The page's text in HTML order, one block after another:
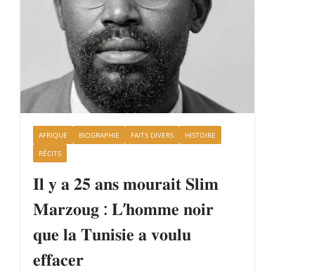
AFRIQUE BIOGRAPHIE FAITS DIVERS
HISTOIRE
RÉCITS
𝐈𝐥 𝐲 𝐚 𝟐𝟓 𝐚𝐧𝐬 𝐦𝐨𝐮𝐫𝐚𝐢𝐭 𝐒𝐥𝐢𝐦
𝐌𝐚𝐫𝐳𝐨𝐮𝐠 : 𝐋’𝐡𝐨𝐦𝐦𝐞 𝐧𝐨𝐢𝐫
𝐪𝐮𝐞 𝐥𝐚 𝐓𝐮𝐧𝐢𝐬𝐢𝐞 𝐚 𝐯𝐨𝐮𝐥𝐮
𝐞𝐟𝐟𝐚𝐜𝐞𝐫